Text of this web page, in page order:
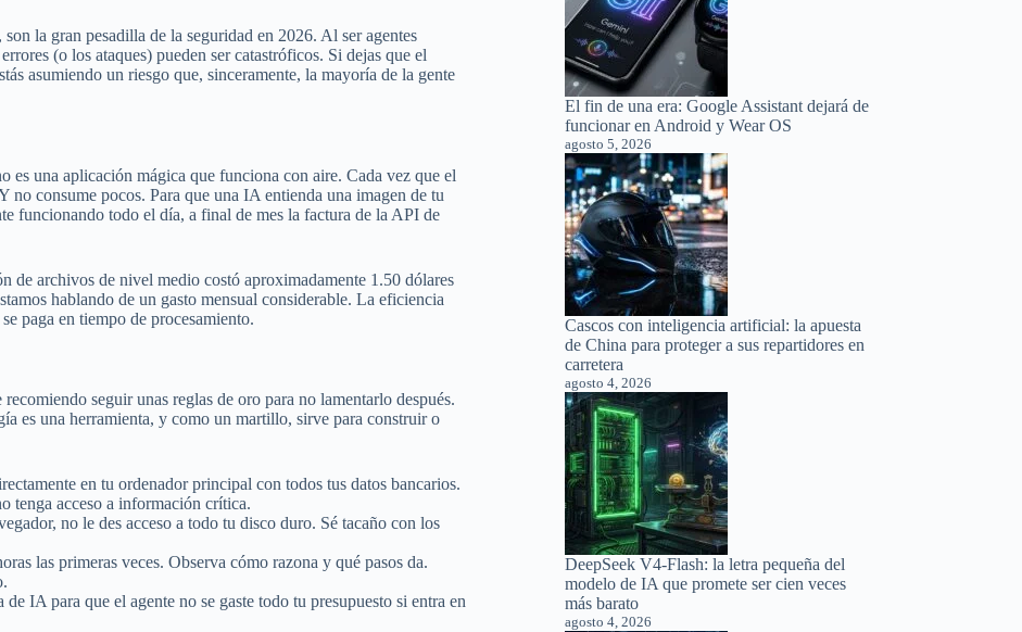
la gran pesadilla de la seguridad en 2026. Al ser agentes
(o los ataques) pueden ser catastróficos. Si dejas que el
asumiendo un riesgo que, sinceramente, la mayoría de la gente
una aplicación mágica que funciona con aire. Cada vez que el
no consume pocos. Para que una IA entienda una imagen de tu
funcionando todo el día, a final de mes la factura de la API de
de archivos de nivel medio costó aproximadamente 1.50 dólares
hablando de un gasto mensual considerable. La eficiencia
paga en tiempo de procesamiento.
seguir unas reglas de oro para no lamentarlo después.
es una herramienta, y como un martillo, sirve para construir o
en tu ordenador principal con todos tus datos bancarios.
tenga acceso a información crítica.
no le des acceso a todo tu disco duro. Sé tacaño con los
las primeras veces. Observa cómo razona y qué pasos da.
IA para que el agente no se gaste todo tu presupuesto si entra en
El fin de una era: Google Assistant dejará de
funcionar en Android y Wear OS
agosto 5, 2026
Cascos con inteligencia artificial: la apuesta
de China para proteger a sus repartidores en
carretera
agosto 4, 2026
DeepSeek V4-Flash: la letra pequeña del
modelo de IA que promete ser cien veces
más barato
agosto 4, 2026